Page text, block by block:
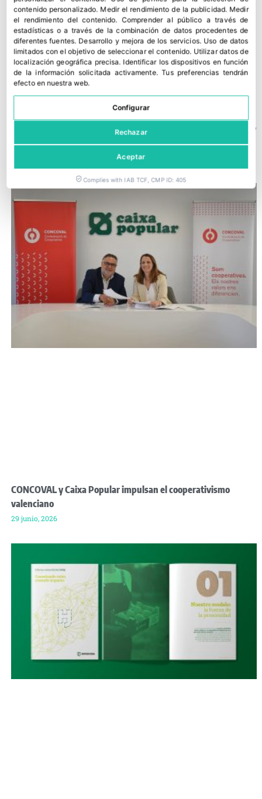
Plan Social de Bollo: inclusión laboral, desarrollo comunitario y
promoción de hábitos saludables
CONCOVAL y Caixa Popular impulsan el cooperativismo
valenciano
29 junio, 2026
contenido personalizado. Medir el rendimiento de la publicidad. Medir
el rendimiento del contenido.Comprender al público a través de
estadísticas o a través de la combinación de datos procedentes de
diferentes fuentes. Desarrollo y mejora de los servicios. Uso de datos
limitados con el objetivo de seleccionar el contenido. Utilizar datos de
localización geográfica precisa. Identificar los dispositivos en función
de la información solicitada activamente.Tus preferencias tendrán
efecto en nuestra web.
Configurar
Rechazar
Aceptar
Complies with IAB TCF, CMP ID: 405